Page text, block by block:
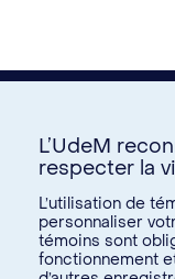
L’UdeM
respecter la
L’utilisation de
personnaliser
témoins sont
fonctionnement